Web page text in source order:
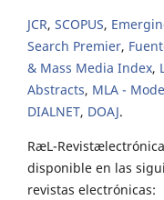
JCR, SCOPUS,
Search Premier,
& Mass Media Index,
Abstracts, MLA -
DIALNET, DOAJ.
RæL-
disponible en las
revistas electrónicas: